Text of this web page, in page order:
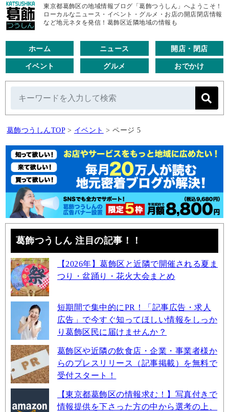
東京都葛飾区の地域情報ブログ「葛飾つうしん」へようこそ！
ローカルなニュース・イベント・グルメ・お店の開店閉店情報
など地元ネタを発信！葛飾区近隣地域の情報も
ホーム ニュース 開店・閉店
イベント グルメ おでかけ
葛飾つうしんTOP > イベント > ページ 5
葛飾つうしん 注目の記事！！
【2026年】葛飾区と近隣で開催される夏ま
つり・盆踊り・花火大会まとめ
短期間で集中的にPR！「記事広告・求人
広告」で今すぐ知ってほしい情報をしっか
り葛飾区民に届けませんか？
葛飾区や近隣の飲食店・企業・事業者様か
らのプレスリリース（記事掲載）を無料で
受付スタート！
【東京都葛飾区の情報求む！】写真付きで
情報提供を下さった方の中から選考の上、